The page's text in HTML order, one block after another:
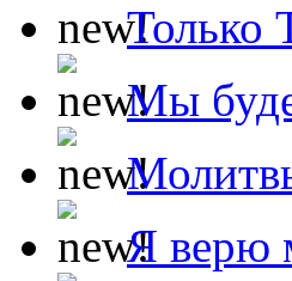
Только
Мы
Я верю